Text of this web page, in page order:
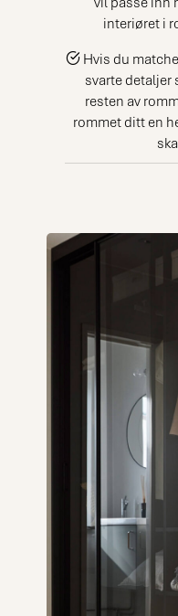
interiøret i
Hvis du
svarte detaljer
resten av
rommet ditt en